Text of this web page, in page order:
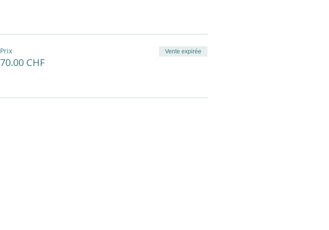
Prix
70.00 CHF
Vente expirée